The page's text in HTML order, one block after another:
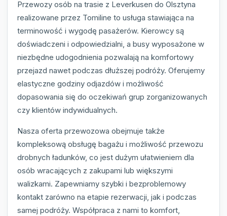
Przewozy osób na trasie z Leverkusen do Olsztyna
realizowane przez Tomiline to usługa stawiająca na
terminowość i wygodę pasażerów. Kierowcy są
doświadczeni i odpowiedzialni, a busy wyposażone w
niezbędne udogodnienia pozwalają na komfortowy
przejazd nawet podczas dłuższej podróży. Oferujemy
elastyczne godziny odjazdów i możliwość
dopasowania się do oczekiwań grup zorganizowanych
czy klientów indywidualnych.
Nasza oferta przewozowa obejmuje także
kompleksową obsługę bagażu i możliwość przewozu
drobnych ładunków, co jest dużym ułatwieniem dla
osób wracających z zakupami lub większymi
walizkami. Zapewniamy szybki i bezproblemowy
kontakt zarówno na etapie rezerwacji, jak i podczas
samej podróży. Współpraca z nami to komfort,